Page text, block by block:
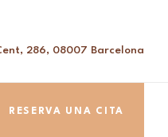
286, 08007 Barcelona
RESERVA UNA CITA